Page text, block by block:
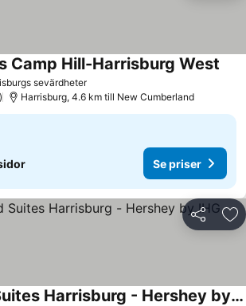
sevärdheter
Camp Hill-Harrisburg West
Harrisburg, 4.6 km till New Cumberland
Se priser
Dela
Candlewood Suites Harrisburg - Hershey by IHG